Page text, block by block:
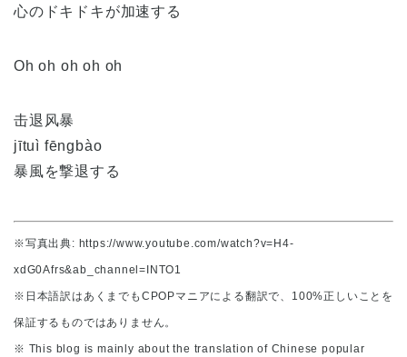
心のドキドキが加速する
Oh oh oh oh oh
击退风暴
jītuì fēngbào
暴風を撃退する
※写真出典: https://www.youtube.com/watch?v=H4-
xdG0Afrs&ab_channel=INTO1
※日本語訳はあくまでもCPOPマニアによる翻訳で、100%正しいことを
保証するものではありません。
※ This blog is mainly about the translation of Chinese popular